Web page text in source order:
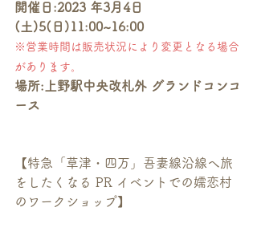
開催日:2023 年3月4日
(土)5(日)11:00~16:00
※営業時間は販売状況により変更となる場合
があります。
場所:上野駅中央改札外 グランドコンコ
ース
【特急「草津・四万」吾妻線沿線へ旅
をしたくなる PR イベントでの嬬恋村
のワークショップ】